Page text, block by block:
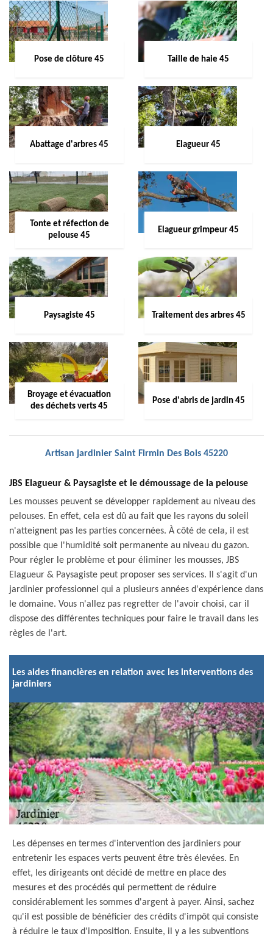
Pose de clôture 45 Taille de haie 45
Abattage d'arbres 45 Elagueur 45
Tonte et réfection de
pelouse 45
Elagueur grimpeur 45
Paysagiste 45 Traitement des arbres 45
Broyage et évacuation
des déchets verts 45
Pose d'abris de jardin 45
Artisan jardinier Saint Firmin Des Bois 45220
JBS Elagueur & Paysagiste et le démoussage de la pelouse
Les mousses peuvent se développer rapidement au niveau des
pelouses. En effet, cela est dû au fait que les rayons du soleil
n'atteignent pas les parties concernées. À côté de cela, il est
possible que l'humidité soit permanente au niveau du gazon.
Pour régler le problème et pour éliminer les mousses, JBS
Elagueur & Paysagiste peut proposer ses services. Il s'agit d'un
jardinier professionnel qui a plusieurs années d'expérience dans
le domaine. Vous n'allez pas regretter de l'avoir choisi, car il
dispose des différentes techniques pour faire le travail dans les
règles de l'art.
Les aides financières en relation avec les interventions des
jardiniers
Les dépenses en termes d'intervention des jardiniers pour
entretenir les espaces verts peuvent être très élevées. En
effet, les dirigeants ont décidé de mettre en place des
mesures et des procédés qui permettent de réduire
considérablement les sommes d'argent à payer. Ainsi, sachez
qu'il est possible de bénéficier des crédits d'impôt qui consiste
à réduire le taux d'imposition. Ensuite, il y a les subventions